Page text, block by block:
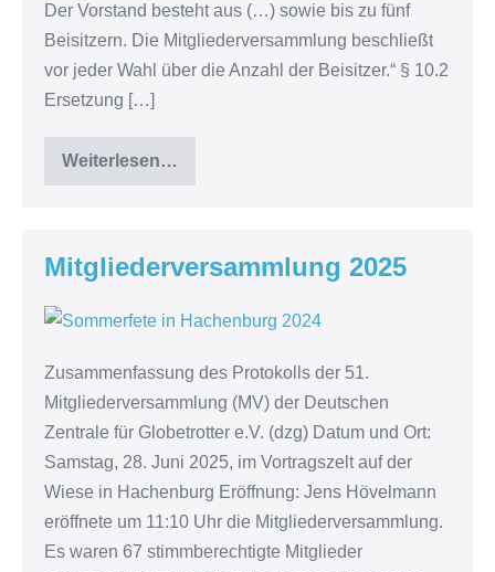
Der Vorstand besteht aus (…) sowie bis zu fünf
Beisitzern. Die Mitgliederversammlung beschließt
vor jeder Wahl über die Anzahl der Beisitzer.“ § 10.2
Ersetzung […]
Weiterlesen…
Satzung
Mitgliederversammlung 2025
Mitgliederversammlung
Zusammenfassung des Protokolls der 51.
Mitgliederversammlung (MV) der Deutschen
Zentrale für Globetrotter e.V. (dzg) Datum und Ort:
Samstag, 28. Juni 2025, im Vortragszelt auf der
Wiese in Hachenburg Eröffnung: Jens Hövelmann
eröffnete um 11:10 Uhr die Mitgliederversammlung.
Es waren 67 stimmberechtigte Mitglieder